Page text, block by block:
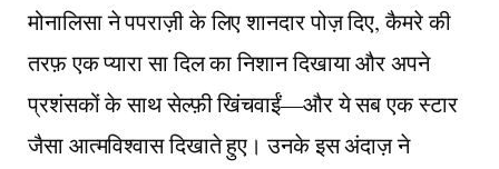
मोनालिसा ने पपराज़ी के लिए शानदार पोज़ दिए, कैमरे की
तरफ़ एक प्यारा सा दिल का निशान दिखाया और अपने
प्रशंसकों के साथ सेल्फ़ी खिंचवाईं—और ये सब एक स्टार
जैसा आत्मविश्वास दिखाते हुए। उनके इस अंदाज़ ने